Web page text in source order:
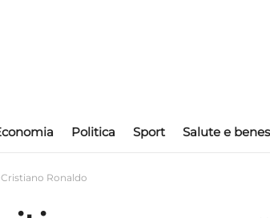
Politica Sport Salute e
Ronaldo